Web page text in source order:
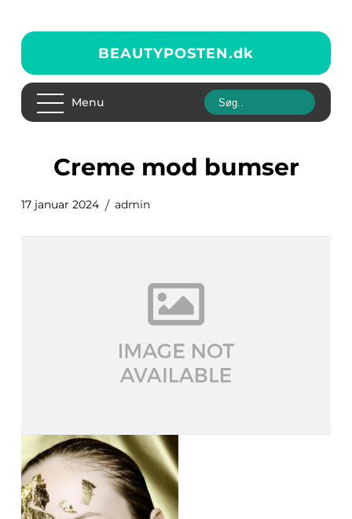
BEAUTYPOSTEN.dk
Menu
creme mod bumser
17 januar 2024 admin